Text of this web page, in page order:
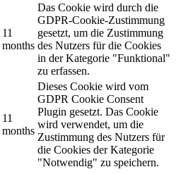
11
months
Das Cookie wird durch die
GDPR-Cookie-Zustimmung
gesetzt, um die Zustimmung
des Nutzers für die Cookies
in der Kategorie "Funktional"
zu erfassen.
11
months
Dieses Cookie wird vom
GDPR Cookie Consent
Plugin gesetzt. Das Cookie
wird verwendet, um die
Zustimmung des Nutzers für
die Cookies der Kategorie
"Notwendig" zu speichern.